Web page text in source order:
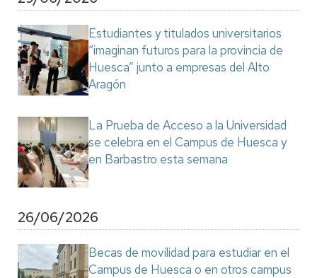
Estudiantes y titulados universitarios
“imaginan futuros para la provincia de
Huesca” junto a empresas del Alto
Aragón
La Prueba de Acceso a la Universidad
se celebra en el Campus de Huesca y
en Barbastro esta semana
26/06/2026
Becas de movilidad para estudiar en el
Campus de Huesca o en otros campus